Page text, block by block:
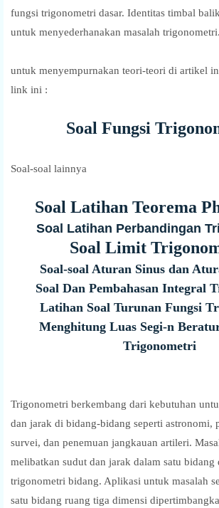
fungsi trigonometri dasar. Identitas timbal
untuk menyederhanakan masalah trigonometri.
untuk menyempurnakan teori-teori di artikel
link ini :
Soal Fungsi
Soal-soal lainnya
Soal Latihan Teorema
Soal Latihan Perbandingan
Soal Limit
Soal-soal Aturan Sinus dan
Soal Dan Pembahasan Integral
Latihan Soal Turunan Fungsi
Menghitung Luas Segi-n
Trigonometri
Trigonometri berkembang dari kebutuhan
dan jarak di bidang-bidang seperti astronomi,
survei, dan penemuan jangkauan artileri.
melibatkan sudut dan jarak dalam satu bidang
trigonometri bidang. Aplikasi untuk masalah
satu bidang ruang tiga dimensi